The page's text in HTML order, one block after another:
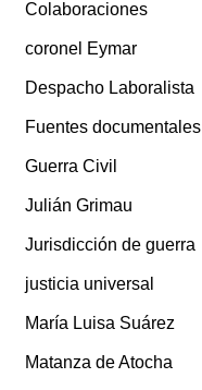
Colaboraciones
coronel Eymar
Despacho Laboralista
Fuentes documentales
Guerra Civil
Julián Grimau
Jurisdicción de guerra
justicia universal
María Luisa Suárez
Matanza de Atocha